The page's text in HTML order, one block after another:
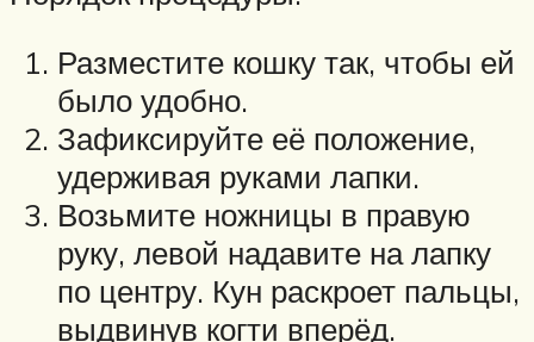
Разместите кошку так, чтобы ей
было удобно.
Зафиксируйте её положение,
удерживая руками лапки.
Возьмите ножницы в правую
руку, левой надавите на лапку
по центру. Кун раскроет пальцы,
выдвинув когти вперёд.